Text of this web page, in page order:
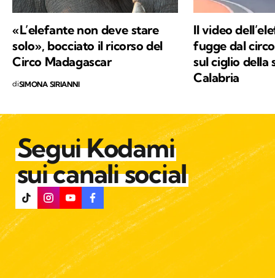
«L’elefante non deve stare
solo», bocciato il ricorso del
Circo Madagascar
diSIMONA SIRIANNI
Il video
fugge dal
sul ciglio della
Calabria
Segui Kodami
sui canali social